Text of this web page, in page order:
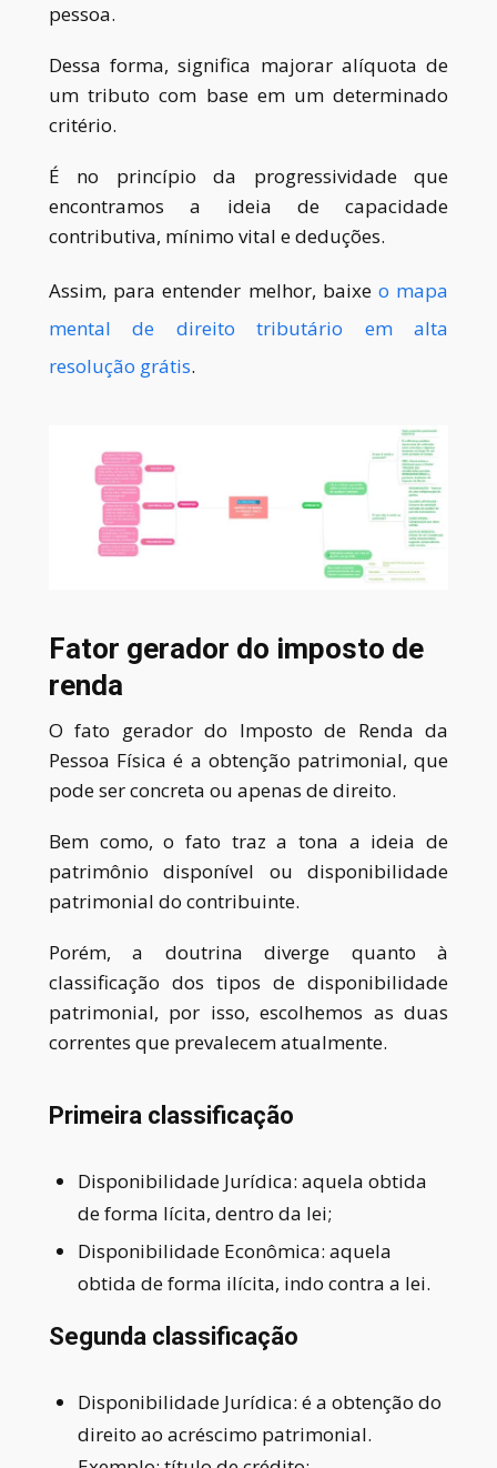
pessoa.
Dessa forma, significa majorar alíquota de
um tributo com base em um determinado
critério.
É no princípio da progressividade que
encontramos a ideia de capacidade
contributiva, mínimo vital e deduções.
Assim, para entender melhor, baixeo mapa
mental de direito tributário em alta
resolução grátis.
Fator gerador do imposto de
renda
O fato gerador do Imposto de Renda da
Pessoa Física é a obtenção patrimonial, que
pode ser concreta ou apenas de direito.
Bem como, o fato traz a tona a ideia de
patrimônio disponível ou disponibilidade
patrimonial do contribuinte.
Porém, a doutrina diverge quanto à
classificação dos tipos de disponibilidade
patrimonial, por isso, escolhemos as duas
correntes que prevalecem atualmente.
Primeira classificação
Disponibilidade Jurídica: aquela obtida
de forma lícita, dentro da lei;
Disponibilidade Econômica: aquela
obtida de forma ilícita, indo contra a lei.
Segunda classificação
Disponibilidade Jurídica: é a obtenção do
direito ao acréscimo patrimonial.